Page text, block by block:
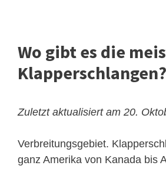
Wo gibt es die
Klapperschlangen?
Zuletzt aktualisiert am 20.
Verbreitungsgebiet.
ganz Amerika von Kanada bis